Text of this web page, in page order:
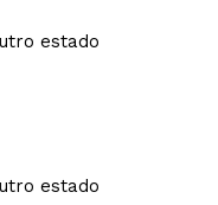
estado
estado